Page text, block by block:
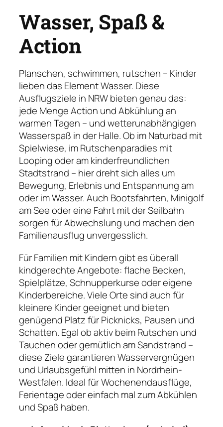
Wasser, Spaß &
Action
Planschen, schwimmen, rutschen – Kinder
lieben das Element Wasser. Diese
Ausflugsziele in NRW bieten genau das:
jede Menge Action und Abkühlung an
warmen Tagen – und wetterunabhängigen
Wasserspaß in der Halle. Ob im Naturbad mit
Spielwiese, im Rutschenparadies mit
Looping oder am kinderfreundlichen
Stadtstrand – hier dreht sich alles um
Bewegung, Erlebnis und Entspannung am
oder im Wasser. Auch Bootsfahrten, Minigolf
am See oder eine Fahrt mit der Seilbahn
sorgen für Abwechslung und machen den
Familienausflug unvergesslich.
Für Familien mit Kindern gibt es überall
kindgerechte Angebote: flache Becken,
Spielplätze, Schnupperkurse oder eigene
Kinderbereiche. Viele Orte sind auch für
kleinere Kinder geeignet und bieten
genügend Platz für Picknicks, Pausen und
Schatten. Egal ob aktiv beim Rutschen und
Tauchen oder gemütlich am Sandstrand –
diese Ziele garantieren Wasservergnügen
und Urlaubsgefühl mitten in Nordrhein-
Westfalen. Ideal für Wochenendausflüge,
Ferientage oder einfach mal zum Abkühlen
und Spaß haben.